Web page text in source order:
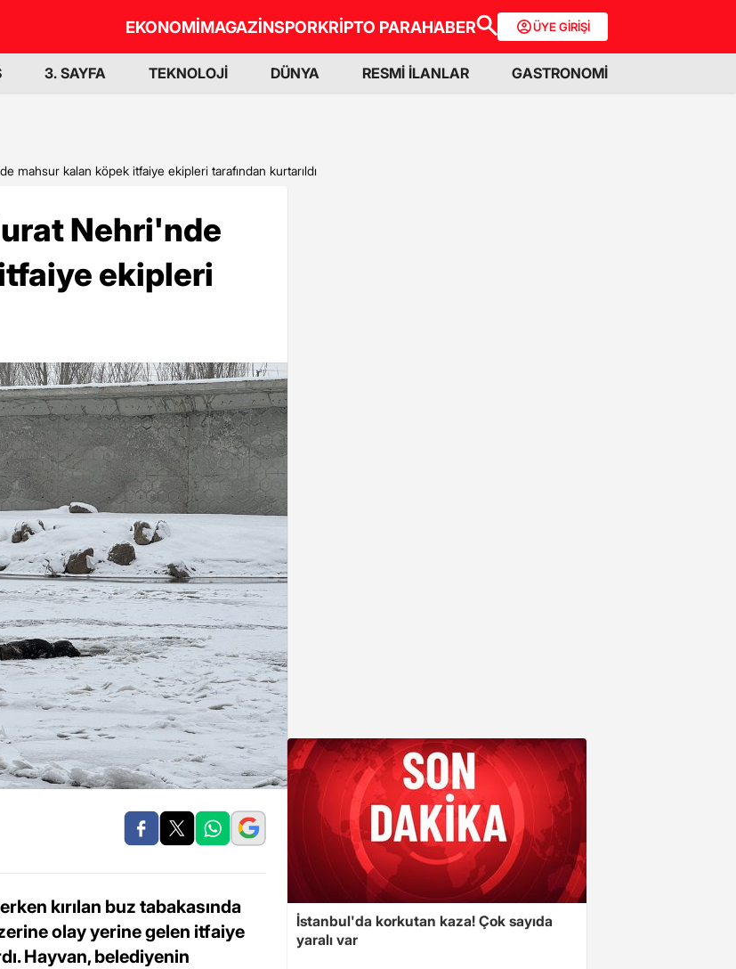
EKONOMİMAGAZİNSPORKRİPTO PARAHABER ÜYE GİRİŞİ
3. SAYFA TEKNOLOJİ DÜNYA RESMİ İLANLAR GASTRONOMİ
mahsur kalan köpek itfaiye ekipleri tarafından kurtarıldı
Nehri'nde
ekipleri
kırılan buz tabakasında
olay yerine gelen itfaiye
Hayvan, belediyenin
İstanbul'da korkutan kaza! Çok sayıda
yaralı var